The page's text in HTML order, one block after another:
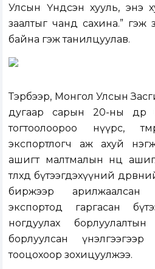
Улсын Үндсэн хууль, энэ
заалтыг чанд сахина.” гэж
байна гэж танилцуулав.
Тэрбээр, Монгол Улсын
дугаар сарын 20-ны өдөр
тогтоолоороо нүүрс,
экспортлогч аж ахуй
ашигт малтмалын нөөц
төлөхдөө бүтээгдэхүүний
биржээр арилжаалсан
экспортод гаргасан
ногдуулах
борлуулсан
тооцохоор зохицуулжээ.